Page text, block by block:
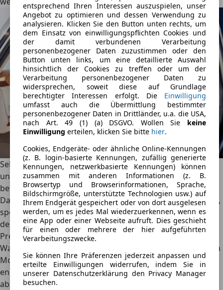
entsprechend Ihren Interessen auszuspielen, unser
Angebot zu optimieren und dessen Verwendung zu
analysieren. Klicken Sie den Button unten rechts, um
dem Einsatz von einwilligungspflichten Cookies und
der damit verbundenen Verarbeitung
personenbezogener Daten zuzustimmen oder den
Button unten links, um eine detaillierte Auswahl
hinsichtlich der Cookies zu treffen oder um der
Verarbeitung personenbezogener Daten zu
widersprechen, soweit diese auf Grundlage
berechtigter Interessen erfolgt. Die Einwilligung
umfasst auch die Übermittlung bestimmter
personenbezogener Daten in Drittländer, u.a. die USA,
nach Art. 49 (1) (a) DSGVO. Wollen Sie keine
Einwilligung erteilen, klicken Sie bitte hier.
Cookies, Endgeräte- oder ähnliche Online-Kennungen
(z. B. login-basierte Kennungen, zufällig generierte
Kennungen, netzwerkbasierte Kennungen) können
zusammen mit anderen Informationen (z. B.
Browsertyp und Browserinformationen, Sprache,
Bildschirmgröße, unterstützte Technologien usw.) auf
Ihrem Endgerät gespeichert oder von dort ausgelesen
werden, um es jedes Mal wiederzuerkennen, wenn es
eine App oder einer Webseite aufruft. Dies geschieht
für einen oder mehrere der hier aufgeführten
Verarbeitungszwecke.
Sie können Ihre Präferenzen jederzeit anpassen und
erteilte Einwilligungen widerrufen, indem Sie in
unserer Datenschutzerklärung den Privacy Manager
besuchen.
Selbst die Sonnenblenden verfügen über Teakholz-Inlays
und sind an einer gefrästen Aluminium-Dachschiene
befestigt, an der auch die Fensterheber-Schalter sitzen.
Damit die Ohren auf langen Reisen nicht zu kurz kommen,
spendiert Morgan dem Coupé ein High-End-Audiosystem
des Spezialisten Sennheiser.
Preise? Reine Nebensache!
Was kostet der Traum auf vier Rädern? Dazu schweigt sich
Morgan traditionell aus. Da jedes der neun Fahrzeuge in
enger Abstimmung mit dem jeweiligen Besitzer als
absolutes Unikat und maßgeschneidertes Einzelstück